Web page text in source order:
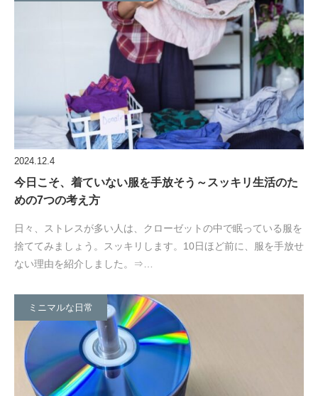
2024.12.4
今日こそ、着ていない服を手放そう～スッキリ生活のた
めの7つの考え方
日々、ストレスが多い人は、クローゼットの中で眠っている服を
捨ててみましょう。スッキリします。10日ほど前に、服を手放せ
ない理由を紹介しました。⇒…
ミニマルな日常